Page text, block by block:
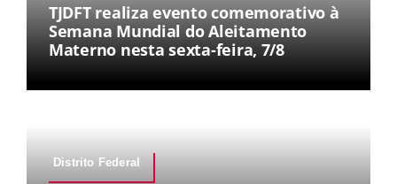
TJDFT realiza evento comemorativo à
Semana Mundial do Aleitamento
Materno nesta sexta-feira, 7/8
Distrito Federal